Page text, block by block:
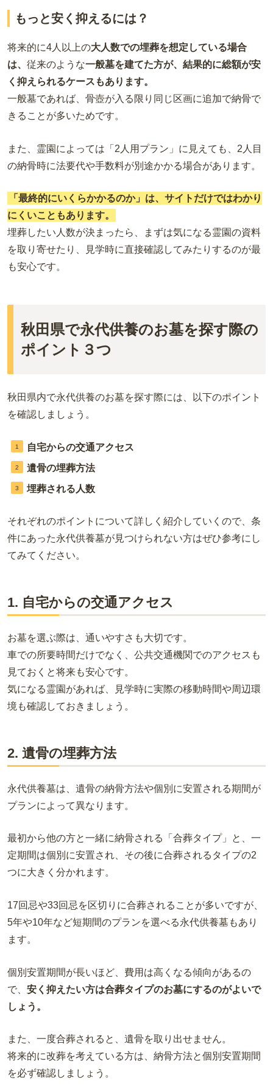
もっと安く抑えるには？
将来的に4人以上の大人数での埋葬を想定している場合
は、 従来のような一般墓を建てた方が、結果的に総額が安
く抑えられるケースもあります。
一般墓であれば、骨壺が入る限り同じ区画に追加で納骨で
きることが多いためです。
また、霊園によっては「2人用プラン」に見えても、2人目
の納骨時に法要代や手数料が別途かかる場合があります。
「最終的にいくらかかるのか」は、サイトだけではわかり
にくいこともあります。
埋葬したい人数が決まったら、まずは気になる霊園の資料
を取り寄せたり、見学時に直接確認してみたりするのが最
も安心です。
秋田県で永代供養のお墓を探す際の
ポイント３つ
秋田県内で永代供養のお墓を探す際には、以下のポイント
を確認しましょう。
自宅からの交通アクセス
遺骨の埋葬方法
埋葬される人数
それぞれのポイントについて詳しく紹介していくので、条
件にあった永代供養墓が見つけられない方はぜひ参考にし
てみてください。
1. 自宅からの交通アクセス
お墓を選ぶ際は、通いやすさも大切です。
車での所要時間だけでなく、公共交通機関でのアクセスも
見ておくと将来も安心です。
気になる霊園があれば、見学時に実際の移動時間や周辺環
境も確認しておきましょう。
2. 遺骨の埋葬方法
永代供養墓は、遺骨の納骨方法や個別に安置される期間が
プランによって異なります。
最初から他の方と一緒に納骨される「合葬タイプ」と、一
定期間は個別に安置され、その後に合葬されるタイプの2
つに大きく分かれます。
17回忌や33回忌を区切りに合葬されることが多いですが、
5年や10年など短期間のプランを選べる永代供養墓もあり
ます。
個別安置期間が長いほど、費用は高くなる傾向があるの
で、 安く抑えたい方は合葬タイプのお墓にするのがよいで
しょう。
また、一度合葬されると、遺骨を取り出せません。
将来的に改葬を考えている方は、納骨方法と個別安置期間
を必ず確認しましょう。